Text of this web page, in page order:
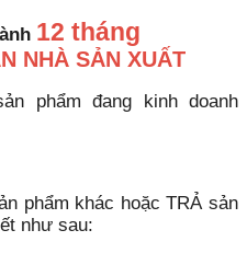
12 tháng
NHÀ SẢN XUẤT
phẩm đang kinh doanh
phẩm khác hoặc TRẢ sản
như sau: